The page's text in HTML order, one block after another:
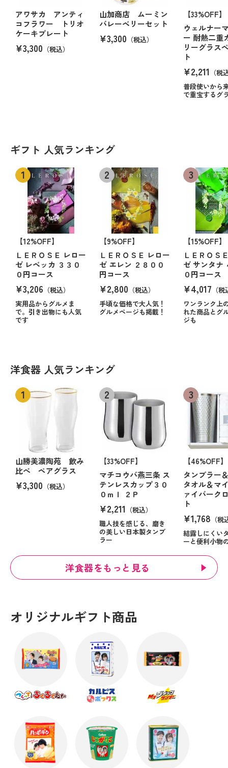
アワサカ アンティ
コフラワー トリオ
ケーキプレート
¥3,300 （税込）
山加商店 ムーミン
バレーベリーセット
¥3,300 （税込）
【33%OFF】
ウェルナー
ー 耐熱二重
リーグラス
ト
¥2,211 （税
普段使いから
で重宝するグ
ギフト 人気ランキング
【12%OFF】
ＬＥＲＯＳＥ レロー
ゼ レベッカ ３３０
０円コース
¥3,206 （税込）
実用品からグルメま
で。引き出物にも人気
です
【9%OFF】
ＬＥＲＯＳＥ レロー
ゼ エレン ２８００
円コース
¥2,800 （税込）
手頃な価格で大人気！
グルメページも掲載！
【15%OFF】
ＬＥＲＯＳ
ゼ サンタナ
０円コース
¥4,017 （
ワンランク上
れた商品とグ
ジも
洋食器 人気ランキング
山勝美濃陶苑 飲み
比べ ペアグラス
¥3,300 （税込）
【33%OFF】
マチコウバ燕三条 ス
テンレスカップ３０
０ｍｌ ２Ｐ
¥2,211 （税込）
職人技を感じる、磨き
の美しい日本製タンブ
ラー
【46%OFF】
タンブラー
タオル＆マ
ァイバーク
ト
¥1,768 （税
結露しにくい
ーと便利小物
洋食器をもっと見る
オリジナルギフト商品